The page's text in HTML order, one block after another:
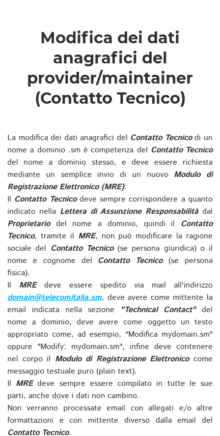
Modifica dei dati
anagrafici del
provider/maintainer
(Contatto Tecnico)
La modifica dei dati anagrafici del Contatto Tecnicodi un
nome a dominio .sm è competenza del Contatto Tecnico
del nome a dominio stesso, e deve essere richiesta
mediante un semplice invio di un nuovo Modulo di
Registrazione Elettronico (MRE).
Il Contatto Tecnicodeve sempre corrispondere a quanto
indicato nella Lettera di Assunzione Responsabilitàdal
Proprietariodel nome a dominio, quindi il Contatto
Tecnico, tramite il MRE, non può modificare la ragione
sociale del Contatto Tecnico(se persona giuridica) o il
nome e cognome del Contatto Tecnico(se persona
fisica).
Il MREdeve essere spedito via mail all'indirizzo
domain@telecomitalia.sm, deve avere come mittente la
email indicata nella sezione
"Technical Contact"del
nome a dominio, deve avere come oggetto un testo
appropriato come, ad esempio, "Modifica mydomain.sm"
oppure "Modify: mydomain.sm", infine deve contenere
nel corpo il Modulo di Registrazione Elettronicocome
messaggio testuale puro (plain text).
Il MREdeve sempre essere compilato in tutte le sue
parti, anche dove i dati non cambino.
Non verranno processate email con allegati e/o altre
formattazioni e con mittente diverso dalla email del
Contatto Tecnico.